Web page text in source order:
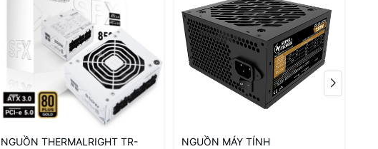
NGUỒN THERMALRIGHT TR-
NGUỒN MÁY TÍNH